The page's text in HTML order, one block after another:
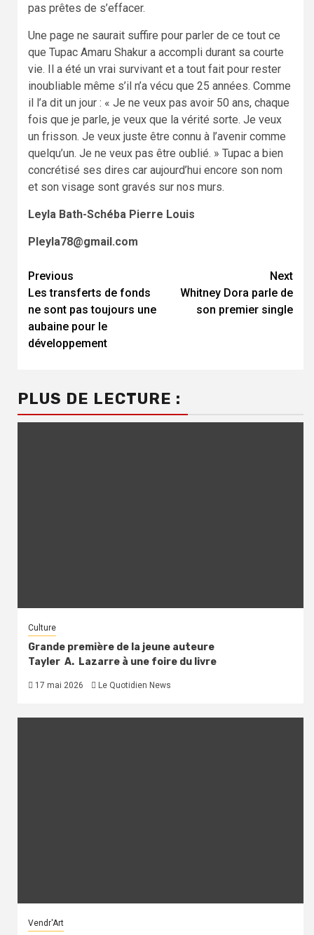
pas prêtes de s’effacer.
Une page ne saurait suffire pour parler de ce tout ce
que Tupac Amaru Shakur a accompli durant sa courte
vie. Il a été un vrai survivant et a tout fait pour rester
inoubliable même s’il n’a vécu que 25 années. Comme
il l’a dit un jour : « Je ne veux pas avoir 50 ans, chaque
fois que je parle, je veux que la vérité sorte. Je veux
un frisson. Je veux juste être connu à l’avenir comme
quelqu’un. Je ne veux pas être oublié. » Tupac a bien
concrétisé ses dires car aujourd’hui encore son nom
et son visage sont gravés sur nos murs.
Leyla Bath-Schéba Pierre Louis
Pleyla78@gmail.com
Continue
Reading
Previous
Les transferts de fonds
ne sont pas toujours une
aubaine pour le
développement
Next
Whitney Dora parle de
son premier single
PLUS DE LECTURE :
Culture
Grande première de la jeune auteure
Tayler A. Lazarre à une foire du livre
17 mai 2026 Le Quotidien News
Vendr'Art